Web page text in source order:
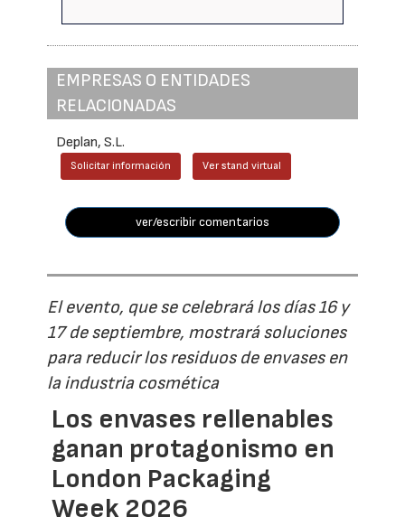
EMPRESAS O ENTIDADES
RELACIONADAS
Deplan, S.L.
Solicitar información Ver stand virtual
ver/escribir comentarios
El evento, que se celebrará los días 16 y
17 de septiembre, mostrará soluciones
para reducir los residuos de envases en
la industria cosmética
Los envases rellenables
ganan protagonismo en
London Packaging
Week 2026